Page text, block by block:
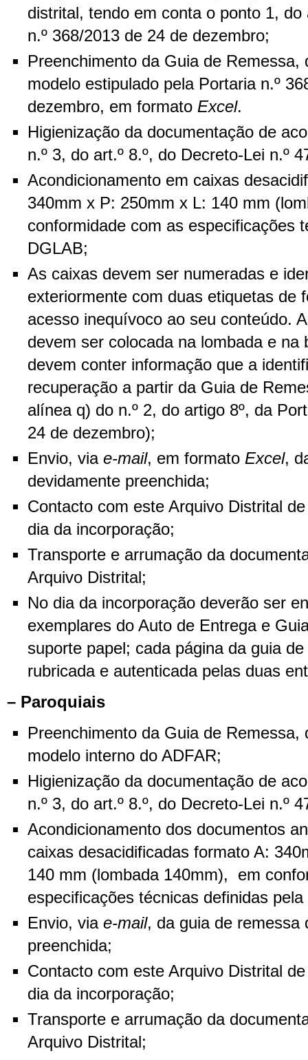
distrital, tendo em conta o ponto 1, do
n.º 368/2013 de 24 de dezembro;
Preenchimento da Guia de Remessa,
modelo estipulado pela Portaria n.º
dezembro, em formato Excel.
Higienização da documentação de
n.º 3, do art.º 8.º, do Decreto-Lei n.º
Acondicionamento em caixas
340mm x P: 250mm x L: 140 mm
conformidade com as especificações
DGLAB;
As caixas devem ser numeradas e
exteriormente com duas etiquetas de
acesso inequívoco ao seu conteúdo.
devem ser colocada na lombada e na
devem conter informação que a
recuperação a partir da Guia de
alínea q) do n.º 2, do artigo 8º, da
24 de dezembro);
Envio, via e-mail, em formato Excel,
devidamente preenchida;
Contacto com este Arquivo Distrital
dia da incorporação;
Transporte e arrumação da
Arquivo Distrital;
No dia da incorporação deverão ser
exemplares do Auto de Entrega e
suporte papel; cada página da guia
rubricada e autenticada pelas duas
– Paroquiais
Preenchimento da Guia de Remessa,
modelo interno do ADFAR;
Higienização da documentação de
n.º 3, do art.º 8.º, do Decreto-Lei n.º
Acondicionamento dos documentos
caixas desacidificadas formato A:
140 mm (lombada 140mm), em
especificações técnicas definidas
Envio, via e-mail, da guia de remessa
preenchida;
Contacto com este Arquivo Distrital
dia da incorporação;
Transporte e arrumação da
Arquivo Distrital;